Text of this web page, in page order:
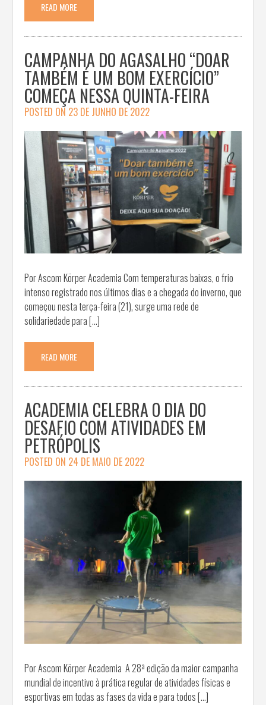
READ MORE
CAMPANHA DO AGASALHO “DOAR
TAMBÉM É UM BOM EXERCÍCIO”
COMEÇA NESSA QUINTA-FEIRA
POSTED ON 23 DE JUNHO DE 2022
Por Ascom Körper Academia Com temperaturas baixas, o frio
intenso registrado nos últimos dias e a chegada do inverno, que
começou nesta terça-feira (21), surge uma rede de
solidariedade para […]
READ MORE
ACADEMIA CELEBRA O DIA DO
DESAFIO COM ATIVIDADES EM
PETRÓPOLIS
POSTED ON 24 DE MAIO DE 2022
Por Ascom Körper Academia A 28ª edição da maior campanha
mundial de incentivo à prática regular de atividades físicas e
esportivas em todas as fases da vida e para todos […]